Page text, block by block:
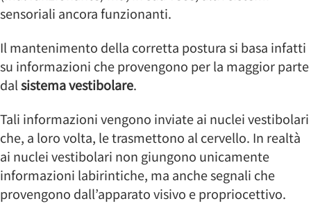
sensoriali ancora funzionanti.
Il mantenimento della corretta postura si basa infatti
su informazioni che provengono per la maggior parte
dalsistema vestibolare.
Tali informazioni vengono inviate ai nuclei vestibolari
che, a loro volta, le trasmettono al cervello. In realtà
ai nuclei vestibolari non giungono unicamente
informazioni labirintiche, ma anche segnali che
provengono dall’apparato visivo e propriocettivo.